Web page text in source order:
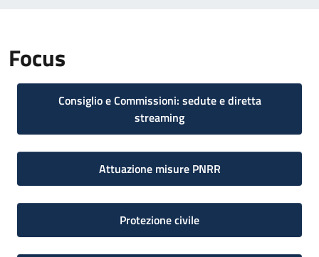
Focus
Consiglio e Commissioni: sedute e diretta
streaming
Attuazione misure PNRR
Protezione civile